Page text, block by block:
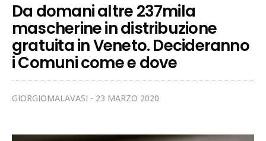
Da domani altre 237mila
mascherine in distribuzione
gratuita in Veneto. Decideranno
i Comuni come e dove
GIORGIOMALAVASI 23 MARZO 2020